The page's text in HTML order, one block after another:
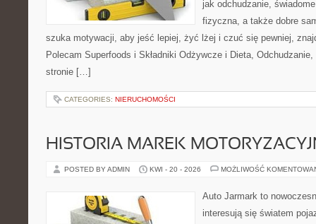
jak odchudzanie,
fizyczna, a także dobre
szuka motywacji, aby jeść lepiej, żyć lżej i czuć się pewniej,
Polecam Superfoods i Składniki Odżywcze i Dieta,
stronie […]
CATEGORIES: NIERUCHOMOŚCI
HISTORIA MAREK
POSTED BY ADMIN KWI - 20 - 2026 MOŻLIWOŚĆ
Auto Jarmark to
interesują się światem